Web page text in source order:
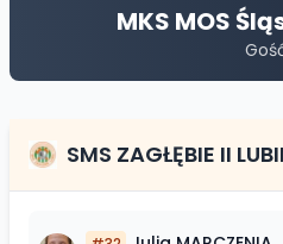
MKS MOS
SMS ZAGŁĘBIE II